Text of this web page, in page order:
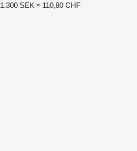
1.300 SEK ≈ 110,80 CHF